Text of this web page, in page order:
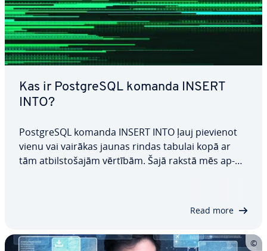
Kas ir PostgreSQL komanda INSERT
INTO?
PostgreSQL komanda INSERT INTO ļauj pievienot
vienu vai vairākas jaunas rindas tabulai kopā ar
tām at­bil­sto­ša­jām vērtībām. Šajā rakstā mēs ap­
Read more